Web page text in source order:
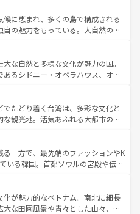
しむこともできる。 なお、新
テンツ一覧 を参照してほしい。
光、ショッピング、エンターテイ
激的なスポットだ。一方、アメリカ
り、グランドキャニオンやイエロー
は、音楽と美食が融合した独特の
メリカの各地域で異なる魅力を楽
性と豊かな歴史を感じることができ
お、新着のアメリカ
を参照してほしい。
候に恵まれ、多くの島で構成される
自の魅力をもっている。大自然の神
た、定番の観光地といえばオアフ
めるならマウイ島やカウアイ島が
グリーンに輝く海をはじめ、豊かな
れる人々を迎えてくれるハワイの
ルフードやハワイアンミュージッ
スなど、すべてがハワイの魅力を彩
新着のハワイ情報
照してほしい。
な自然と多様な文化が魅力の国。
あるシドニー・オペラハウス、オー
にそびえるウルル（エアーズロッ
しい原生林やケアンズの熱帯雨林な
ん。また、カフェやワイン、オージ
充実しており、サーフィンやダイ
ど、アウトドア好きにはたまらな
多彩な魅力を存分に味わいつくそ
でたどり着く台湾は、多彩な文化と
な観光地。活気あふれる大都市の台
である台湾東部など、都市の喧騒
しており、訪れる人に新しい発見と
る。また、奥深い台湾の食文化も魅
ーツなど、バラエティ豊かな料理
なお、新着の台湾情報は コンテンツ一覧を参
る一方で、最先端のファッションやK
いる韓国。首都ソウルの宮殿や伝統
四季折々の自然美を楽しむことが
チや焼肉、絶品のストリートフード
料理が待っている。夜には、韓国な
化が魅力的なベトナム。南北に細長
大な田園風景や青々とした山々、世